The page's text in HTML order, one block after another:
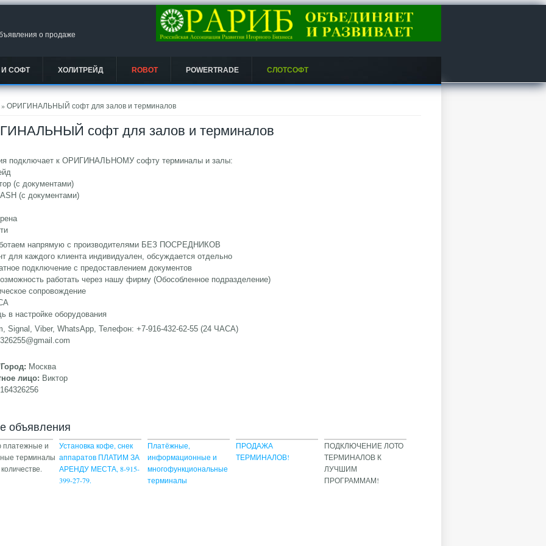
о продаже
СОФТ ХОЛИТРЕЙД ROBOT POWERTRADE СЛОТСОФТ
» ОРИГИНАЛЬНЫЙ софт для залов и терминалов
софт для залов и терминалов
подключает к ОРИГИНАЛЬНОМУ софту терминалы и залы:
(с документами)
(с документами)
напрямую с производителями БЕЗ ПОСРЕДНИКОВ
для каждого клиента индивидуален, обсуждается отдельно
подключение с предоставлением документов
работать через нашу фирму (Обособленное подразделение)
сопровождение
в настройке оборудования
Signal, Viber, WhatsApp, Телефон: +7-916-432-62-55 (24 ЧАСА)
Москва
лицо: Виктор
объявления
платежные и
терминалы
Установка кофе, снек
аппаратов ПЛАТИМ ЗА
АРЕНДУ МЕСТА, 8-915-
399-27-79.
Платёжные,
информационные и
многофункциональные
терминалы
ПРОДАЖА
ТЕРМИНАЛОВ!
ПОДКЛЮЧЕНИЕ ЛОТО
ТЕРМИНАЛОВ К
ЛУЧШИМ
ПРОГРАММАМ!